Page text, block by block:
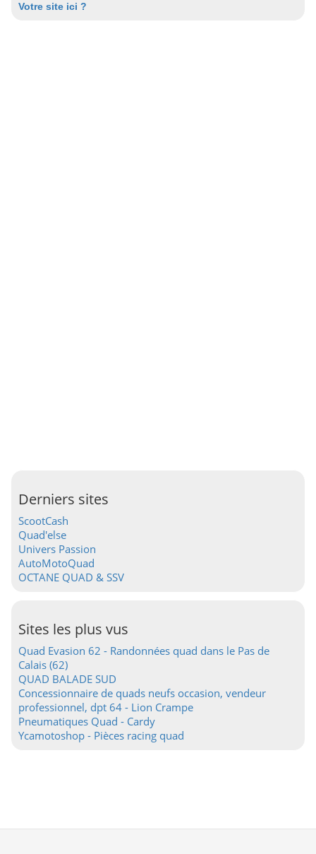
Votre site ici ?
Derniers sites
ScootCash
Quad'else
Univers Passion
AutoMotoQuad
OCTANE QUAD & SSV
Sites les plus vus
Quad Evasion 62 - Randonnées quad dans le Pas de
Calais (62)
QUAD BALADE SUD
Concessionnaire de quads neufs occasion, vendeur
professionnel, dpt 64 - Lion Crampe
Pneumatiques Quad - Cardy
Ycamotoshop - Pièces racing quad